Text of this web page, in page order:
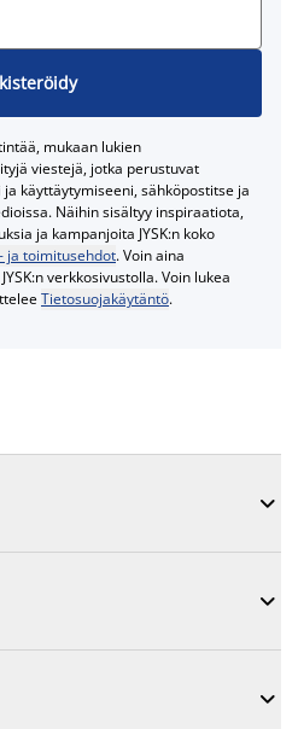
mukaan lukien
viestejä, jotka perustuvat
käyttäytymiseeni, sähköpostitse ja
Näihin sisältyy inspiraatiota,
ja kampanjoita JYSK:n koko
ja toimitusehdot. Voin aina
verkkosivustolla. Voin lukea
Tietosuojakäytäntö.


